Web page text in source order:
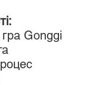
Gonggi